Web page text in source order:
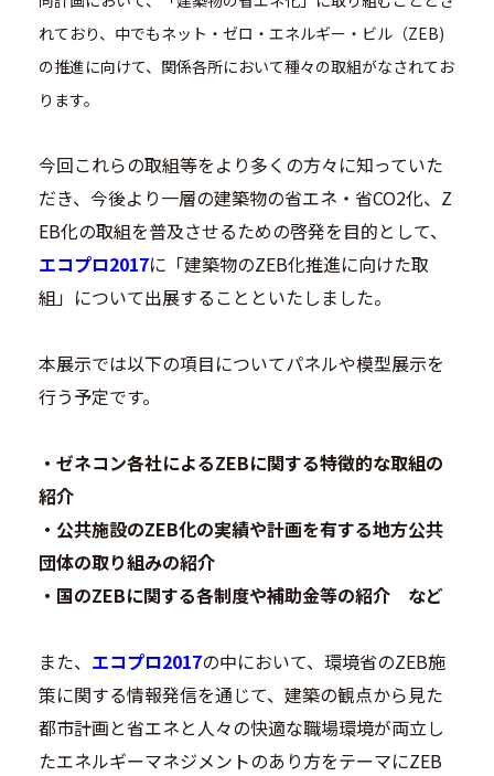
れており、中でもネット・ゼロ・エネルギー・ビル（ZEB)
の推進に向けて、関係各所において種々の取組がなされてお
ります。
今回これらの取組等をより多くの方々に知っていた
だき、今後より一層の建築物の省エネ・省CO2化、Z
EB化の取組を普及させるための啓発を目的として、
エコプロ2017に「建築物のZEB化推進に向けた取
組」について出展することといたしました。
本展示では以下の項目についてパネルや模型展示を
行う予定です。
・ゼネコン各社によるZEBに関する特徴的な取組の
紹介
・公共施設のZEB化の実績や計画を有する地方公共
団体の取り組みの紹介
・国のZEBに関する各制度や補助金等の紹介 など
また、 エコプロ2017の中において、環境省のZEB施
策に関する情報発信を通じて、建築の観点から見た
都市計画と省エネと人々の快適な職場環境が両立し
たエネルギーマネジメントのあり方をテーマにZEB